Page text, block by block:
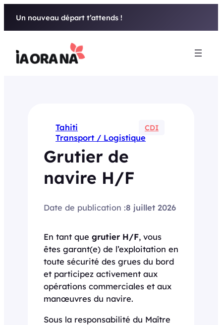
Un nouveau départ t’attends !
Tahiti CDI
Transport / Logistique
Grutier de
navire H/F
Date de publication :8 juillet 2026
En tant que grutier H/F, vous
êtes garant(e) de l’exploitation en
toute sécurité des grues du bord
et participez activement aux
opérations commerciales et aux
manœuvres du navire.
Sous la responsabilité du Maître